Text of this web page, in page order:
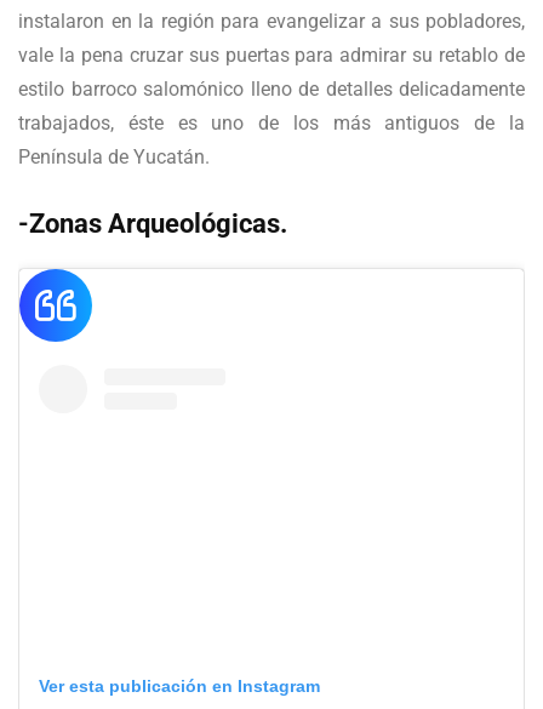
instalaron en la región para evangelizar a sus pobladores,
vale la pena cruzar sus puertas para admirar su retablo de
estilo barroco salomónico lleno de detalles delicadamente
trabajados, éste es uno de los más antiguos de la
Península de Yucatán.
-Zonas Arqueológicas.
Ver esta publicación en Instagram